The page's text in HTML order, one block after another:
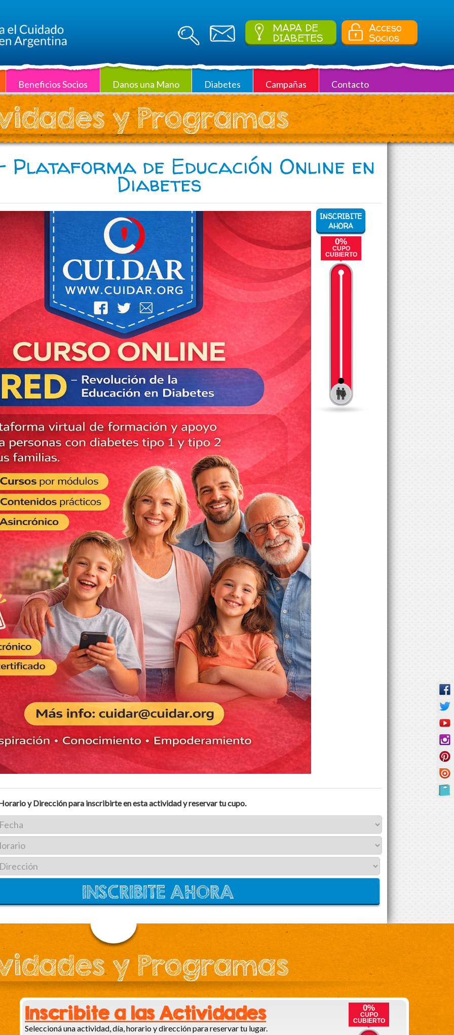
Acceso
Socios
MAPA DE
DIABETES
Beneficios Socios Danos una Mano Diabetes Campañas Contacto
y Programas
Plataforma de Educación Online en
Diabetes
INSCRIBITE
AHORA
0%
CUPO
CUBIERTO
y Dirección para inscribirte en esta actividad y reservar tu cupo.
y Programas
Inscribite a las Actividades
Seleccioná una actividad, día, horario y dirección para reservar tu lugar.
0%
CUPO
CUBIERTO